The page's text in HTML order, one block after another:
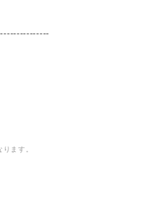
ます。